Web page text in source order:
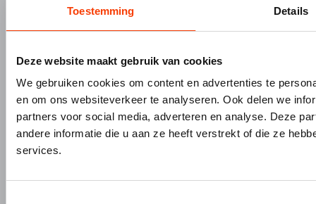
Toestemming Details
Deze website maakt gebruik van cookies
We gebruiken cookies om content en advertenties te
en om ons websiteverkeer te analyseren. Ook delen we
partners voor social media, adverteren en analyse. Deze
andere informatie die u aan ze heeft verstrekt of die ze
services.
Bouw- en meubelbeslag
Garderobes & zitbanken
Lockers & garderobekasten
Sanitaire scheidingswanden
Maatwerk interieurbouw
Vliesgevels en kozijnen
Gardelux
HerboLock
HerboKern
HerboTop
ALUMINIUM OP MAAT